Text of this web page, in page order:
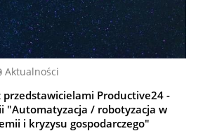
Aktualności
Productive24 -
"Automatyzacja / robotyzacja w
i kryzysu gospodarczego"